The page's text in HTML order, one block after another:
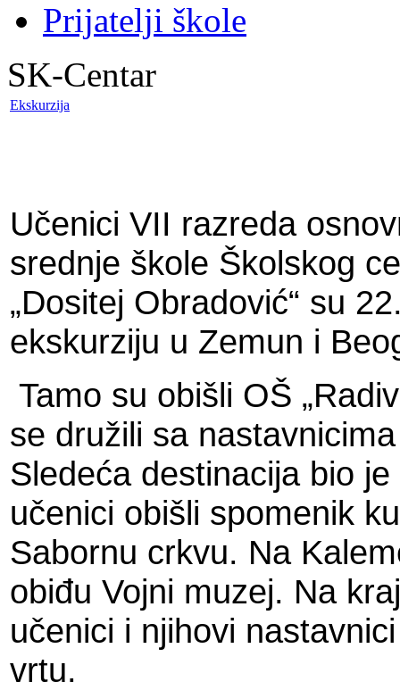
Prijatelji škole
SK-Centar
Ekskurzija
Učenici VII razreda
srednje škole Školskog
„Dositej Obradović“ su
ekskurziju u Zemun i
Tamo su obišli OŠ
se družili sa
Sledeća destinacija bio
učenici obišli spomenik
Sabornu crkvu. Na
obiđu Vojni muzej. Na
učenici i njihovi
vrtu.